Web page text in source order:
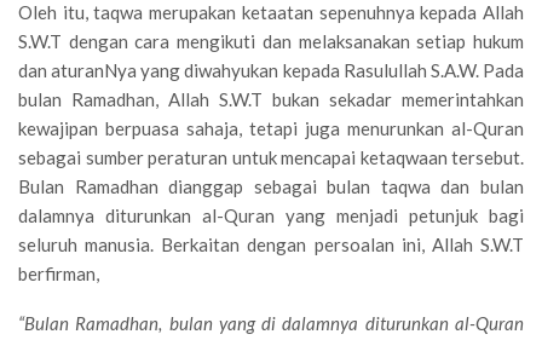
Oleh itu, taqwa merupakan ketaatan sepenuhnya kepada Allah
S.W.T dengan cara mengikuti dan melaksanakan setiap hukum
dan aturanNya yang diwahyukan kepada Rasulullah S.A.W. Pada
bulan Ramadhan, Allah S.W.T bukan sekadar memerintahkan
kewajipan berpuasa sahaja, tetapi juga menurunkan al-Quran
sebagai sumber peraturan untuk mencapai ketaqwaan tersebut.
Bulan Ramadhan dianggap sebagai bulan taqwa dan bulan
dalamnya diturunkan al-Quran yang menjadi petunjuk bagi
seluruh manusia. Berkaitan dengan persoalan ini, Allah S.W.T
berfirman,
“Bulan Ramadhan, bulan yang di dalamnya diturunkan al-Quran